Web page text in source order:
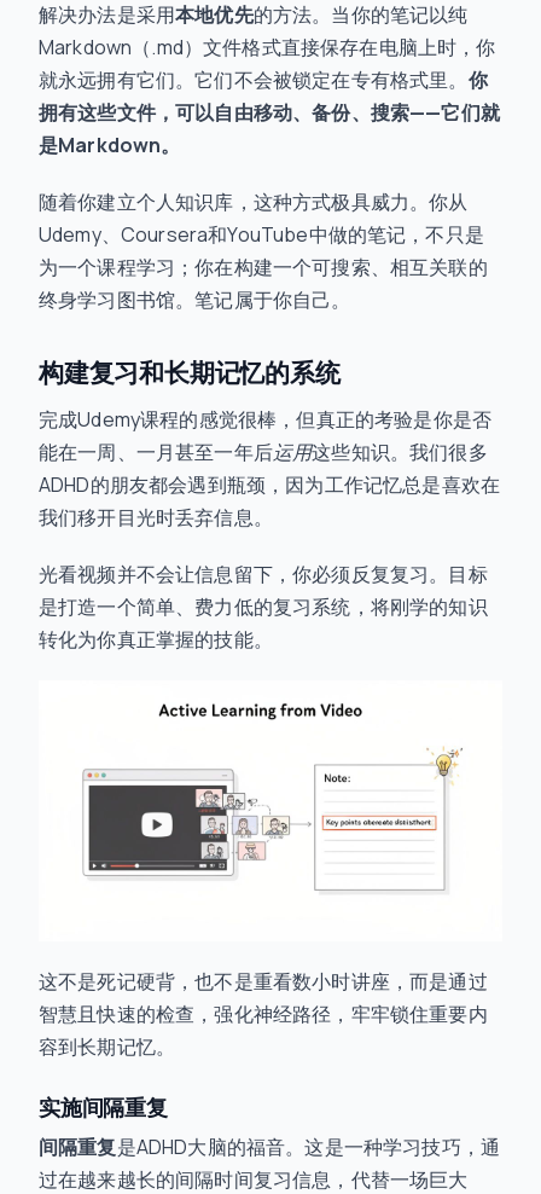
解决办法是采用本地优先的方法。当你的笔记以纯
Markdown（.md）文件格式直接保存在电脑上时，你
就永远拥有它们。它们不会被锁定在专有格式里。 你
拥有这些文件，可以自由移动、备份、搜索——它们就
是Markdown。
随着你建立个人知识库，这种方式极具威力。你从
Udemy、Coursera和YouTube中做的笔记，不只是
为一个课程学习；你在构建一个可搜索、相互关联的
终身学习图书馆。笔记属于你自己。
构建复习和长期记忆的系统
完成Udemy课程的感觉很棒，但真正的考验是你是否
能在一周、一月甚至一年后运用这些知识。我们很多
ADHD的朋友都会遇到瓶颈，因为工作记忆总是喜欢在
我们移开目光时丢弃信息。
光看视频并不会让信息留下，你必须反复复习。目标
是打造一个简单、费力低的复习系统，将刚学的知识
转化为你真正掌握的技能。
这不是死记硬背，也不是重看数小时讲座，而是通过
智慧且快速的检查，强化神经路径，牢牢锁住重要内
容到长期记忆。
实施间隔重复
间隔重复是ADHD大脑的福音。这是一种学习技巧，通
过在越来越长的间隔时间复习信息，代替一场巨大